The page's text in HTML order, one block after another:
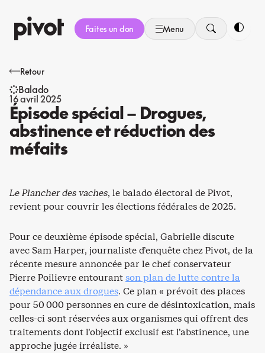
au
contenu
Faites un don Menu
Retour
Balado
16 avril 2025
Épisode spécial – Drogues,
abstinence et réduction des
méfaits
Le Plancher des vaches, le balado électoral de Pivot,
revient pour couvrir les élections fédérales de 2025.
Pour ce deuxième épisode spécial, Gabrielle discute
avec Sam Harper, journaliste d’enquête chez Pivot, de la
récente mesure annoncée par le chef conservateur
Pierre Poilievre entourantson plan de lutte contre la
dépendance aux drogues. Ce plan « prévoit des places
pour 50 000 personnes en cure de désintoxication, mais
celles-ci sont réservées aux organismes qui offrent des
traitements dont l’objectif exclusif est l’abstinence, une
approche jugée irréaliste. »